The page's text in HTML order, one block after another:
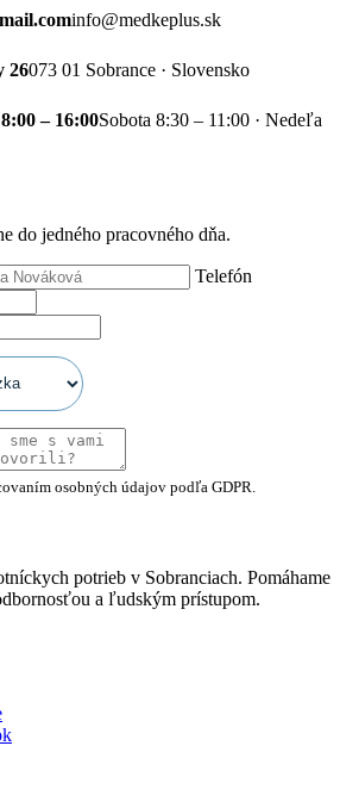
info@medkeplus.sk
26073 01 Sobrance · Slovensko
– 16:00Sobota 8:30 – 11:00 · Nedeľa
do jedného pracovného dňa.
Telefón
osobných údajov podľa GDPR.
potrieb v Sobranciach. Pomáhame
a ľudským prístupom.